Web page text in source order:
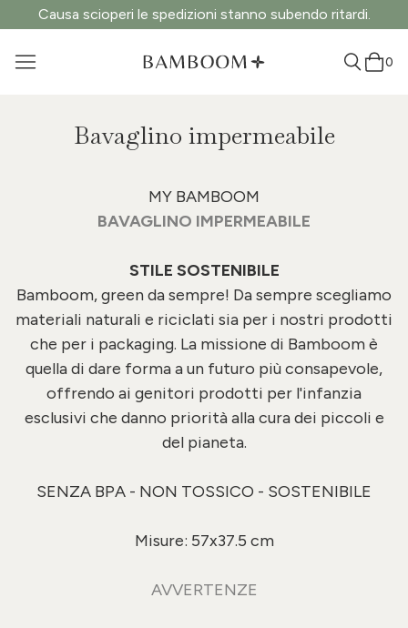
Causa scioperi le spedizioni stanno subendo ritardi.
0
Bavaglino impermeabile
MY BAMBOOM
BAVAGLINO IMPERMEABILE
STILE SOSTENIBILE
Bamboom, green da sempre! Da sempre scegliamo
materiali naturali e riciclati sia per i nostri prodotti
che per i packaging. La missione di Bamboom è
quella di dare forma a un futuro più consapevole,
offrendo ai genitori prodotti per l'infanzia
esclusivi che danno priorità alla cura dei piccoli e
del pianeta.
SENZA BPA - NON TOSSICO - SOSTENIBILE
Misure: 57x37.5 cm
AVVERTENZE